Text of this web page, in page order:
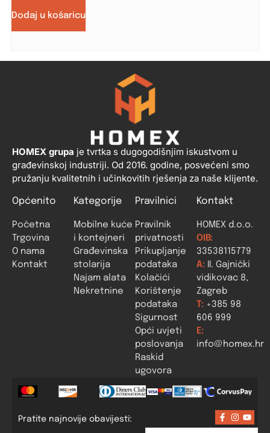
Dodaj u košaricu
HOMEX grupa je tvrtka s dugogodišnjim iskustvom u
građevinskoj industriji. Od 2016. godine, posvećeni smo
pružanju kvalitetnih i učinkovitih rješenja za naše klijente.
Općenito
Početna
Trgovina
O nama
Kontakt
Kategorije
Mobilne kuće
i kontejneri
Građevinska
stolarija
Najam alata
Nekretnine
Pravilnici
Pravilnik
privatnosti
Prikupljanje
podataka
Kolačići
Korištenje
podataka
Sigurnost
Opći uvjeti
poslovanja
Raskid
ugovora
Kontakt
HOMEX d.o.o.
OIB:
33538115779
A: II. Gajnički
vidikovac 8,
Zagreb
T: +385 98
606 999
E:
info@homex.hr
Pratite najnovije obavijesti: